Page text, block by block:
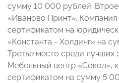
сумму 10 000 рублей.
«Иваново Принт».
сертификатом на
«Константа - Холдинг» на
Третье место среди лучших
Мебельный центр «Сокол»,
сертификатом на сумму 5